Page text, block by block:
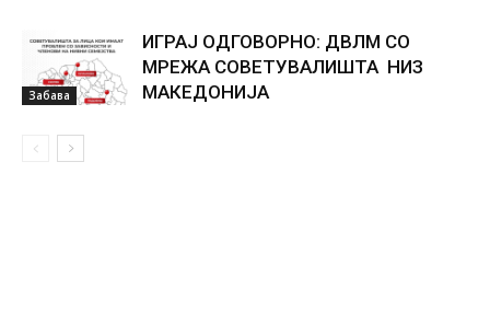
Забава
ИГРАЈ ОДГОВОРНО: ДВЛМ СО
МРЕЖА СОВЕТУВАЛИШТА НИЗ
МАКЕДОНИЈА